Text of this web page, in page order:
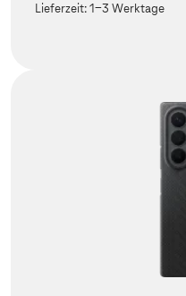
Lieferzeit:1-3 Werktage